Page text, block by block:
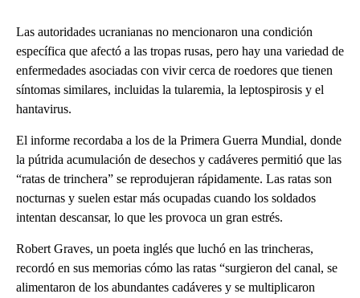
Las autoridades ucranianas no mencionaron una condición
específica que afectó a las tropas rusas, pero hay una variedad de
enfermedades asociadas con vivir cerca de roedores que tienen
síntomas similares, incluidas la tularemia, la leptospirosis y el
hantavirus.
El informe recordaba a los de la Primera Guerra Mundial, donde
la pútrida acumulación de desechos y cadáveres permitió que las
“ratas de trinchera” se reprodujeran rápidamente. Las ratas son
nocturnas y suelen estar más ocupadas cuando los soldados
intentan descansar, lo que les provoca un gran estrés.
Robert Graves, un poeta inglés que luchó en las trincheras,
recordó en sus memorias cómo las ratas “surgieron del canal, se
alimentaron de los abundantes cadáveres y se multiplicaron